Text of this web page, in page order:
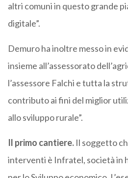
altri comuni in questo grande
digitale”.
Demuro ha inoltre messo in
insieme all’assessorato
l’assessore Falchi e tutta la
contributo ai fini del miglior
allo sviluppo rurale”.
Il primo cantiere.Il soggetto
interventi è Infratel, società in